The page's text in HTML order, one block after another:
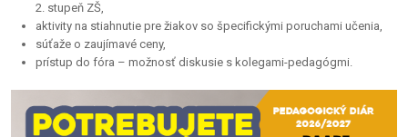
2. stupeň ZŠ,
aktivity na stiahnutie pre žiakov so špecifickými poruchami učenia,
súťaže o zaujímavé ceny,
prístup do fóra – možnosť diskusie s kolegami-pedagógmi.